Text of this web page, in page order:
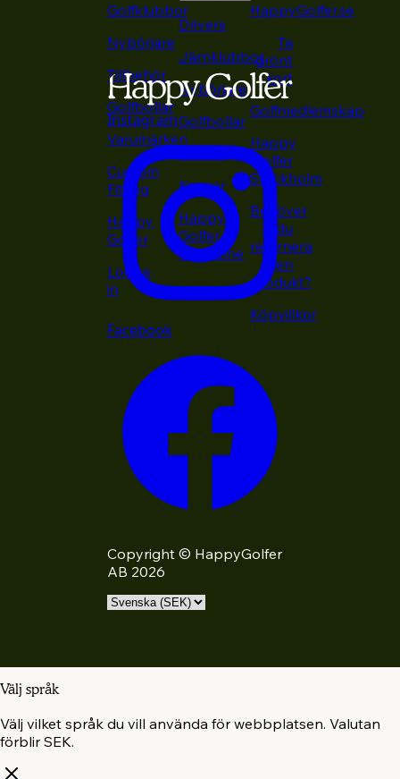
Golfklubbor
Nybörjare
Tillbehör
Golfbollar
Varumärken
Custom
Fitting
Happy
Golfer
Logga
in
Drivers
Järnklubbor
Nybörjare
Golfbollar
Kepsar
Happy
Golfer
Magazine
HappyGolfer.se
Ta
grönt
kort
Golfmedlemskap
Happy
Golfer
Stockholm
Behöver
du
returnera
en
produkt?
Köpvillkor
Instagram
Facebook
Copyright © HappyGolfer
AB 2026
Välj språk
Välj vilket språk du vill använda för webbplatsen. Valutan
förblir SEK.